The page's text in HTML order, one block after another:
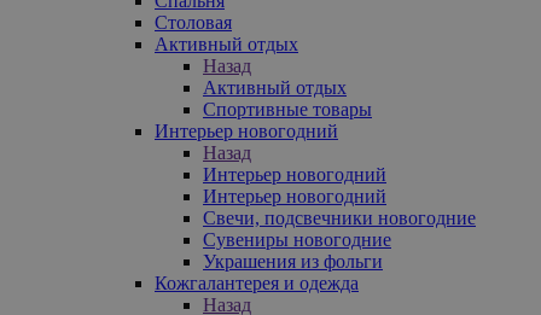
Столовая
Активный отдых
Назад
Активный отдых
Спортивные товары
Интерьер новогодний
Назад
Интерьер новогодний
Интерьер новогодний
Свечи, подсвечники новогодние
Сувениры новогодние
Украшения из фольги
Кожгалантерея и одежда
Назад